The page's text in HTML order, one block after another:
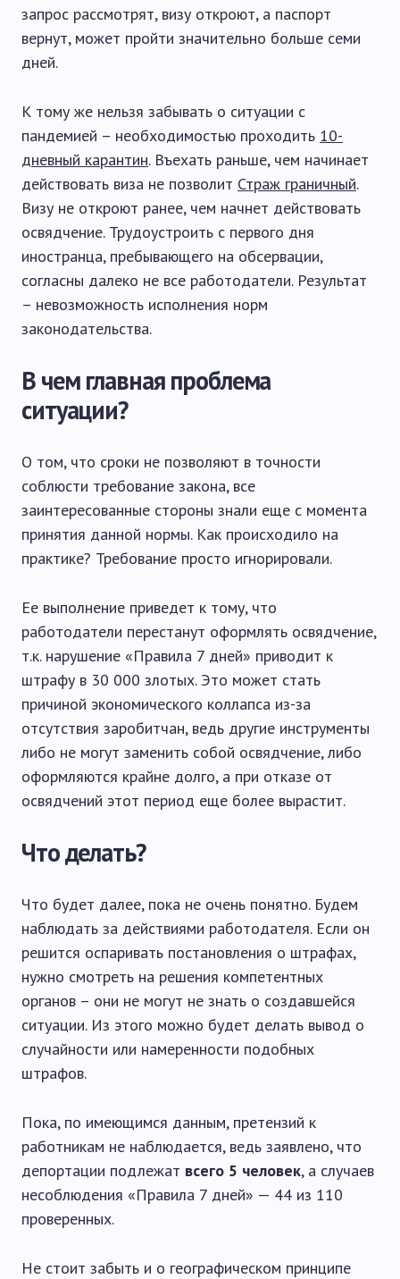
запрос рассмотрят, визу откроют, а паспорт
вернут, может пройти значительно больше семи
дней.
К тому же нельзя забывать о ситуации с
пандемией – необходимостью проходить 10-
дневный карантин. Въехать раньше, чем начинает
действовать виза не позволит Страж граничный.
Визу не откроют ранее, чем начнет действовать
освядчение. Трудоустроить с первого дня
иностранца, пребывающего на обсервации,
согласны далеко не все работодатели. Результат
– невозможность исполнения норм
законодательства.
В чем главная проблема
ситуации?
О том, что сроки не позволяют в точности
соблюсти требование закона, все
заинтересованные стороны знали еще с момента
принятия данной нормы. Как происходило на
практике? Требование просто игнорировали.
Ее выполнение приведет к тому, что
работодатели перестанут оформлять освядчение,
т.к. нарушение «Правила 7 дней» приводит к
штрафу в 30 000 злотых. Это может стать
причиной экономического коллапса из-за
отсутствия заробитчан, ведь другие инструменты
либо не могут заменить собой освядчение, либо
оформляются крайне долго, а при отказе от
освядчений этот период еще более вырастит.
Что делать?
Что будет далее, пока не очень понятно. Будем
наблюдать за действиями работодателя. Если он
решится оспаривать постановления о штрафах,
нужно смотреть на решения компетентных
органов – они не могут не знать о создавшейся
ситуации. Из этого можно будет делать вывод о
случайности или намеренности подобных
штрафов.
Пока, по имеющимся данным, претензий к
работникам не наблюдается, ведь заявлено, что
депортации подлежат всего 5 человек, а случаев
несоблюдения «Правила 7 дней» — 44 из 110
проверенных.
Не стоит забыть и о географическом принципе